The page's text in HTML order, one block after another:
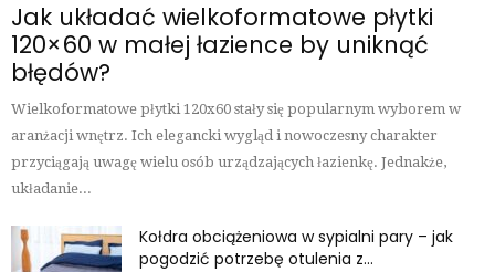
Jak układać wielkoformatowe płytki
120×60 w małej łazience by uniknąć
błędów?
Wielkoformatowe płytki 120x60 stały się popularnym wyborem w
aranżacji wnętrz. Ich elegancki wygląd i nowoczesny charakter
przyciągają uwagę wielu osób urządzających łazienkę. Jednakże,
układanie...
Kołdra obciążeniowa w sypialni pary – jak
pogodzić potrzebę otulenia z...